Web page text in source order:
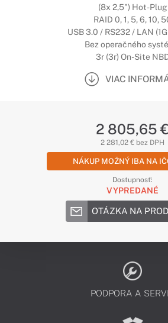
(8x 2,5") Hot-Plug
RAID 0, 1, 5, 6, 10,
USB 3.0 / RS232 / LAN
Bez operačného
3r (3r) On-Site
VIAC
2 805,65 €
2 281,02 € bez DPH
NÁKUP MOŽNÝ IBA NA
Dostupnosť:
VYPREDANÉ
OTÁZKA NA
PODPORA A